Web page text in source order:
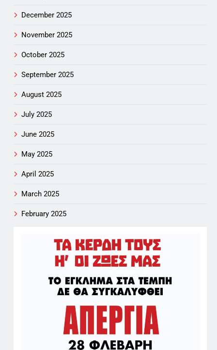
December 2025
November 2025
October 2025
September 2025
August 2025
July 2025
June 2025
May 2025
April 2025
March 2025
February 2025